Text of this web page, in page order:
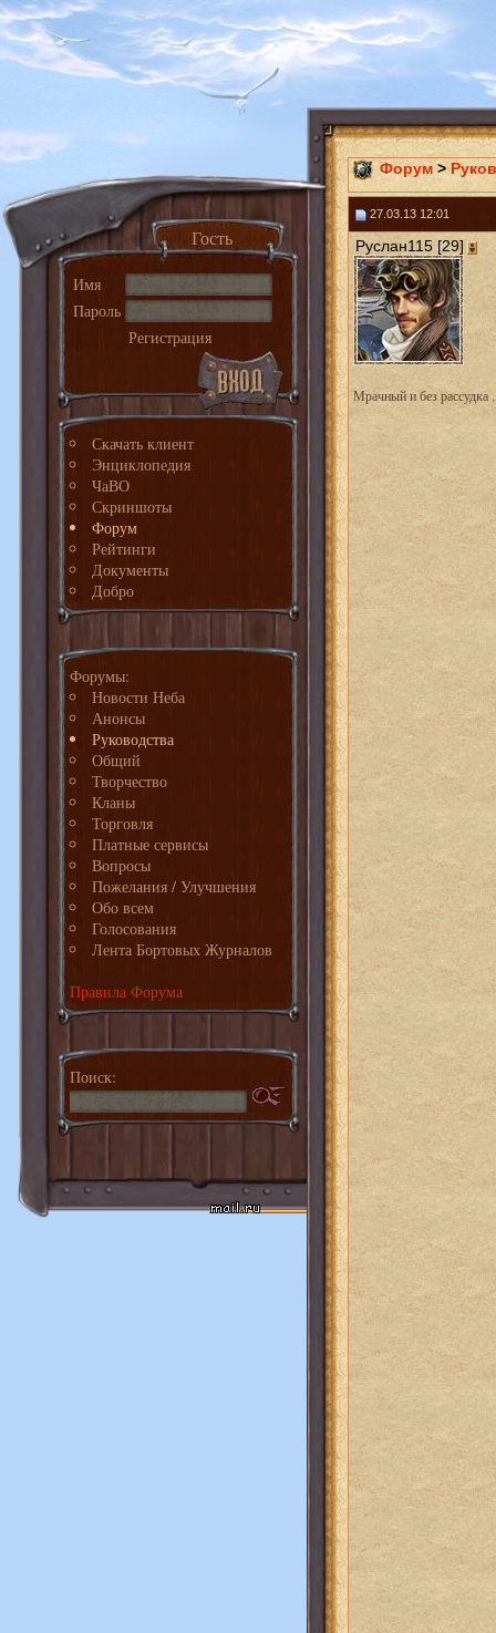
Гость
Имя
Пароль
Регистрация
Скачать клиент
Энциклопедия
ЧаВО
Скриншоты
Форум
Рейтинги
Документы
Добро
Форумы:
Новости Неба
Анонсы
Руководства
Общий
Творчество
Кланы
Торговля
Платные сервисы
Вопросы
Пожелания / Улучшения
Обо всем
Голосования
Лента Бортовых Журналов
Правила Форума
Поиск:
Форум >
27.03.13 12:01
Руслан115 [29]
Мрачный и без рассудка